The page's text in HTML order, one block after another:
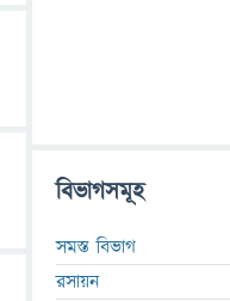
বিভাগসমূহ
সমস্ত বিভাগ
রসায়ন